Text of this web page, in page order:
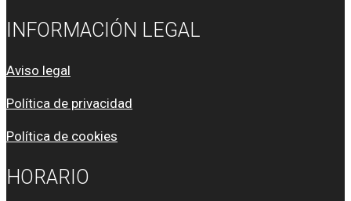
INFORMACIÓN LEGAL
Aviso legal
Política de privacidad
Política de cookies
HORARIO